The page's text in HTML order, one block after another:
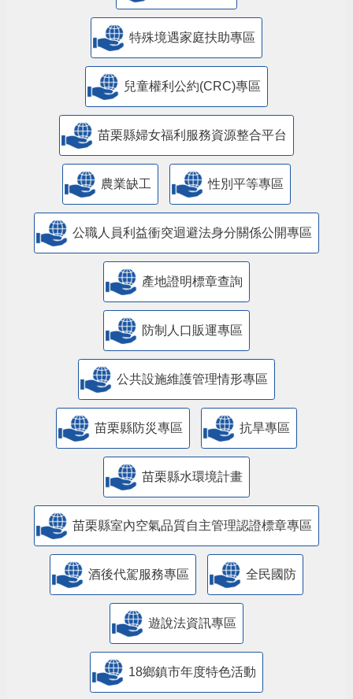
特殊境遇家庭扶助專區
兒童權利公約(CRC)專區
苗栗縣婦女福利服務資源整合平台
農業缺工 性別平等專區
公職人員利益衝突迴避法身分關係公開專區
產地證明標章查詢
防制人口販運專區
​公共設施維護管理情形專區
苗栗縣防災專區 抗旱專區
苗栗縣水環境計畫
苗栗縣室內空氣品質自主管理認證標章專區
酒後代駕服務專區 全民國防
遊說法資訊專區
18鄉鎮市年度特色活動